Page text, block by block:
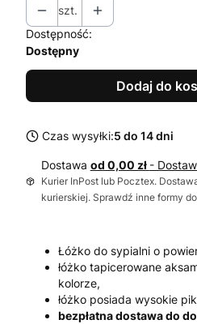
szt.
Dostępność:
Dostępny
Dodaj do
Czas wysyłki:5 do 14 dni
Dostawa od 0,00 zł -
Kurier InPost lub Pocztex.
kurierskiej. Sprawdź inne formy
Łóżko do sypialni o
łóżko tapicerowane
kolorze,
łóżko posiada wysokie
bezpłatna dostawa do